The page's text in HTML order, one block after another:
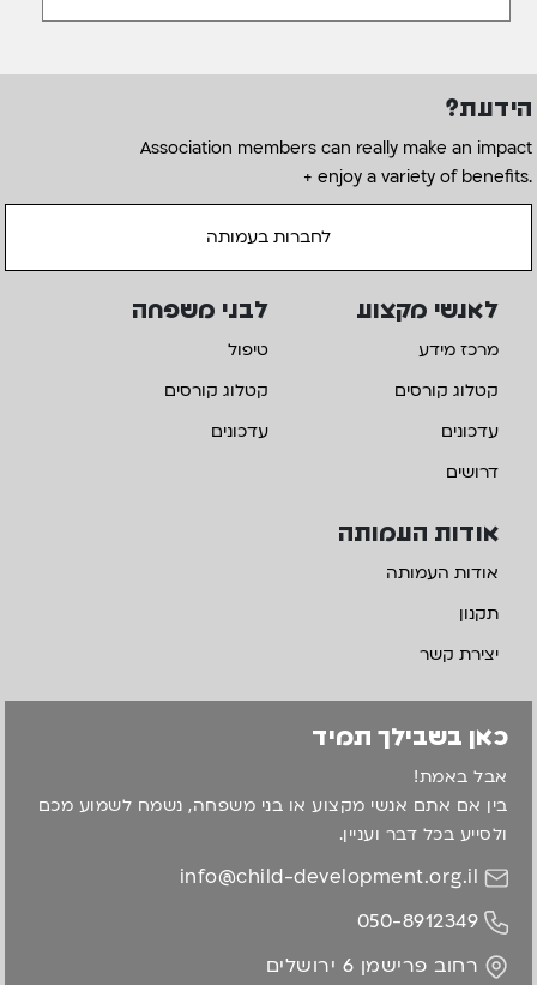
הידעת?
Association members can really make an impact
+ enjoy a variety of benefits.
לחברות בעמותה
אודות העמותה
אודות העמותה
תקנון
יצירת קשר
לאנשי מקצוע
מרכז מידע
קטלוג קורסים
עדכונים
דרושים
לבני משפחה
טיפול
קטלוג קורסים
עדכונים
כאן בשבילך תמיד
אבל באמת!
בין אם אתם אנשי מקצוע או בני משפחה, נשמח לשמוע מכם
ולסייע בכל דבר ועניין.
info@child-development.org.il
050-8912349
רחוב פרישמן 6 ירושלים